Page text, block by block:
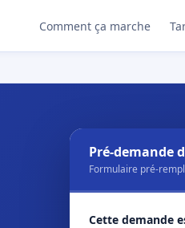
Comment ça marche
Pré-demande
Formulaire pré-
Cette demande